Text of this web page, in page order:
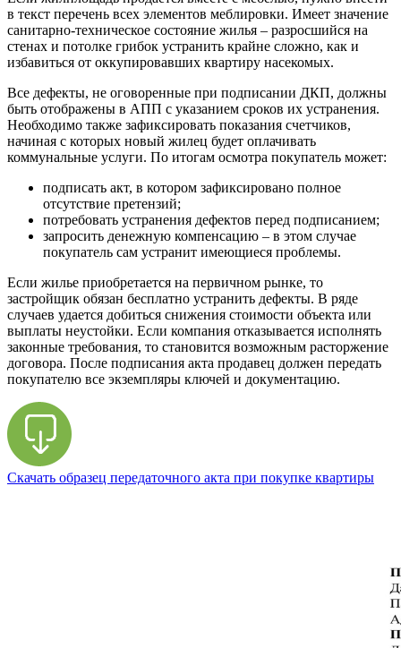
в текст перечень всех элементов меблировки. Имеет значение
санитарно-техническое состояние жилья – разросшийся на
стенах и потолке грибок устранить крайне сложно, как и
избавиться от оккупировавших квартиру насекомых.
Все дефекты, не оговоренные при подписании ДКП, должны
быть отображены в АПП с указанием сроков их устранения.
Необходимо также зафиксировать показания счетчиков,
начиная с которых новый жилец будет оплачивать
коммунальные услуги. По итогам осмотра покупатель может:
подписать акт, в котором зафиксировано полное
отсутствие претензий;
потребовать устранения дефектов перед подписанием;
запросить денежную компенсацию – в этом случае
покупатель сам устранит имеющиеся проблемы.
Если жилье приобретается на первичном рынке, то
застройщик обязан бесплатно устранить дефекты. В ряде
случаев удается добиться снижения стоимости объекта или
выплаты неустойки. Если компания отказывается исполнять
законные требования, то становится возможным расторжение
договора. После подписания акта продавец должен передать
покупателю все экземпляры ключей и документацию.
Скачать образец передаточного акта при покупке квартиры